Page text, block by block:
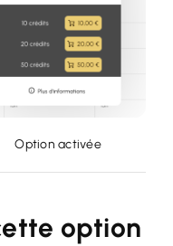
Option activée
option